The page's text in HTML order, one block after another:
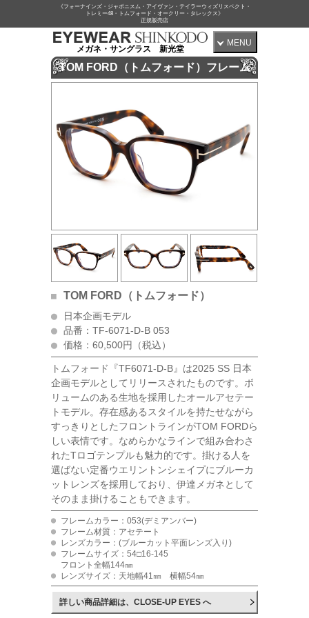
《フォーナインズ・ジャポニスム・アイヴァン・テイラーウィズリスペクト・
トレミー48・トムフォード・オークリー・タレックス》
正規販売店
メガネ・サングラス 新光堂
MENU
TOM FORD（トムフォード）フレーム
TOM FORD（トムフォード）
日本企画モデル
品番：TF-6071-D-B 053
価格：60,500円（税込）
トムフォード『TF6071-D-B』は2025 SS 日本
企画モデルとしてリリースされたものです。ボ
リュームのある生地を採用したオールアセテー
トモデル。存在感あるスタイルを持たせながら
すっきりとしたフロントラインがTOM FORDら
しい表情です。なめらかなラインで組み合わさ
れたTロゴテンプルも魅力的です。掛ける人を
選ばない定番ウエリントンシェイプにブルーカ
ットレンズを採用しており、伊達メガネとして
そのまま掛けることもできます。
フレームカラー：053(デミアンバー)
フレーム材質：アセテート
レンズカラー：(ブルーカット平面レンズ入り)
フレームサイズ：54□16-145
フロント全幅144㎜
レンズサイズ：天地幅41㎜ 横幅54㎜
詳しい商品詳細は、CLOSE-UP EYES へ